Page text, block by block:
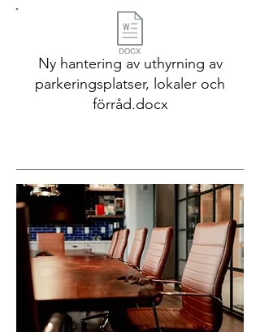
Ny hantering av uthyrning av
parkeringsplatser, lokaler och
förråd.docx